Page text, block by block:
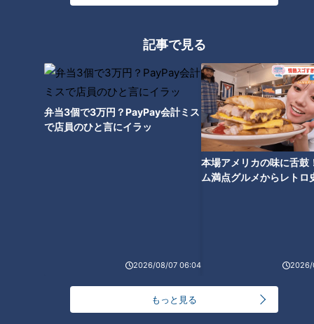
記事で見る
弁当3個で3万円？PayPay会計ミス
で店員のひと言にイラッ
2026/08/07 06:04
本場アメリカの味に舌鼓
ム満点グルメからレトロ
2026/
もっと見る
CBCテレビ『チャント！』よしお兄さんのもっと“みえ”推し
（よしお兄さん）
「シンプルで素敵な体操ですね～この声ってどなたなんです
が、毎日の積み重ねによって、社員の健康を守っています。